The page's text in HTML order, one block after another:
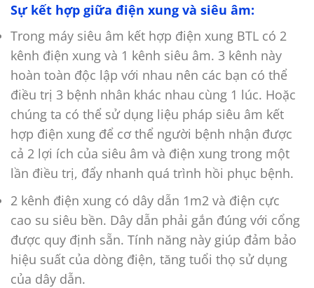
Sự kết hợp giữa điện xung và siêu âm:
Trong máy siêu âm kết hợp điện xung BTL có 2
kênh điện xung và 1 kênh siêu âm. 3 kênh này
hoàn toàn độc lập với nhau nên các bạn có thể
điều trị 3 bệnh nhân khác nhau cùng 1 lúc. Hoặc
chúng ta có thể sử dụng liệu pháp siêu âm kết
hợp điện xung để cơ thể người bệnh nhận được
cả 2 lợi ích của siêu âm và điện xung trong một
lần điều trị, đẩy nhanh quá trình hồi phục bệnh.
2 kênh điện xung có dây dẫn 1m2 và điện cực
cao su siêu bền. Dây dẫn phải gắn đúng với cổng
được quy định sẵn. Tính năng này giúp đảm bảo
hiệu suất của dòng điện, tăng tuổi thọ sử dụng
của dây dẫn.